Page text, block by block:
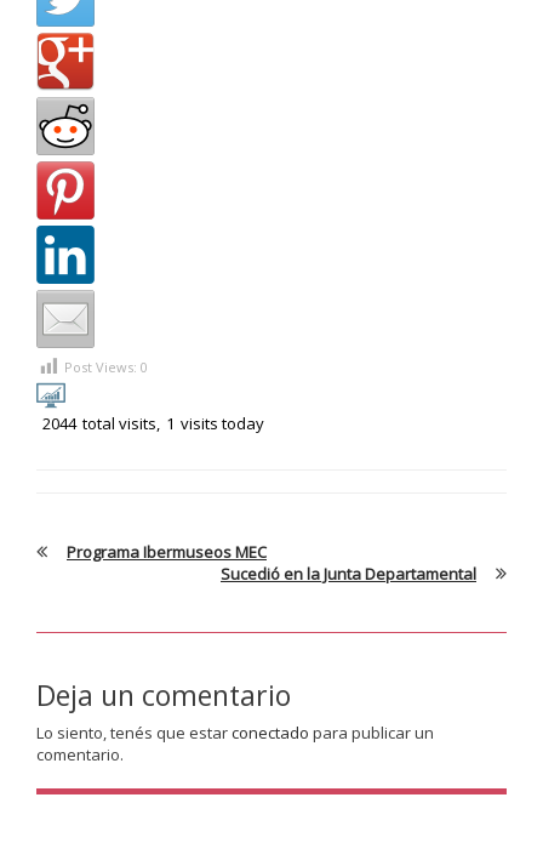
Post Views: 0
2044 total visits, 1 visits today
Programa Ibermuseos MEC
Sucedió en la Junta Departamental
Deja un comentario
Lo siento, tenés que estarconectado para publicar un
comentario.